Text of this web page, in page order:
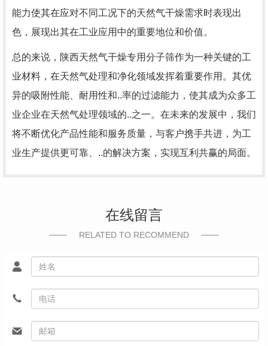
能力使其在应对不同工况下的天然气干燥需求时表现出
色，展现出其在工业应用中的重要地位和价值。
总的来说，陕西天然气干燥专用分子筛作为一种关键的工
业材料，在天然气处理和净化领域发挥着重要作用。其优
异的吸附性能、耐用性和..率的过滤能力，使其成为众多工
业企业在天然气处理领域的..之一。在未来的发展中，我们
将不断优化产品性能和服务质量，与客户携手共进，为工
业生产提供更可靠、..的解决方案，实现互利共赢的局面。
在线留言
RELATED TO RECOMMEND